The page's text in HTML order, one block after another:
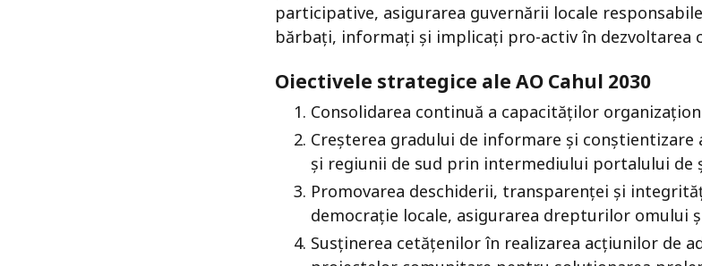
participative, asigurarea guvernării locale
bărbați, informați și implicați pro-activ în dezvoltarea
Oiectivele strategice ale AO Cahul 2030
Consolidarea continuă a capacităților
Creșterea gradului de informare și conștientizare
și regiunii de sud prin intermediului portalului de
Promovarea deschiderii, transparenței și
democrație locale, asigurarea drepturilor omului
Susținerea cetățenilor în realizarea acțiunilor de